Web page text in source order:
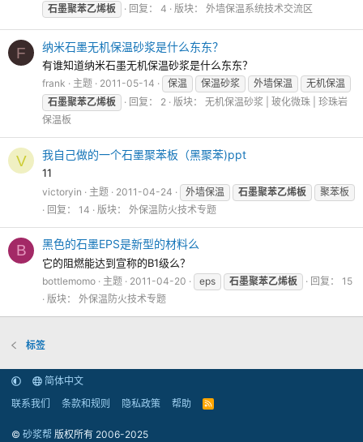
石墨聚苯乙烯板
回复： 4 版块： 外墙保温系统技术交流区
F 纳米石墨无机保温砂浆是什么东东？
有谁知道纳米石墨无机保温砂浆是什么东东？
frank 主题 2011-05-14 保温 保温砂浆 外墙保温
无机保温
石墨聚苯乙烯板
回复： 2 版块： 无机保温砂浆 | 玻化微珠 | 珍珠岩
保温板
V 我自己做的一个石墨聚苯板（黑聚苯)ppt
11
victoryin 主题 2011-04-24 外墙保温 石墨聚苯乙烯板
聚苯板
回复： 14
版块： 外保温防火技术专题
B 黑色的石墨EPS是新型的材料么
它的阻燃能达到宣称的B1级么？
bottlemomo 主题 2011-04-20 eps 石墨聚苯乙烯板
回复： 15
版块： 外保温防火技术专题
标签
简体中文
联系我们
条款和规则 隐私政策 帮助
R
© 砂浆帮 版权所有 2006-2025